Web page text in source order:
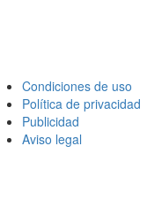
Condiciones de uso
Política de privacidad
Publicidad
Aviso legal